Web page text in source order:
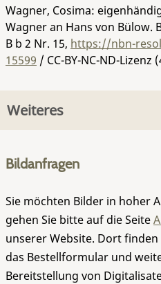
Wagner, Cosima:
Wagner an Hans von Bülow.
B b 2 Nr. 15, https://nbn-
15599 / CC-BY-NC-ND-Lizenz
Weiteres
Bildanfragen
Sie möchten Bilder in hoher
gehen Sie bitte auf die Seite
unserer Website. Dort
das Bestellformular und
Bereitstellung von